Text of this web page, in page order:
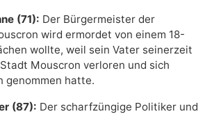
(71): Der Bürgermeister der
wird ermordet von einem 18-
wollte, weil sein Vater seinerzeit
Mouscron verloren und sich
genommen hatte.
(87): Der scharfzüngige Politiker und